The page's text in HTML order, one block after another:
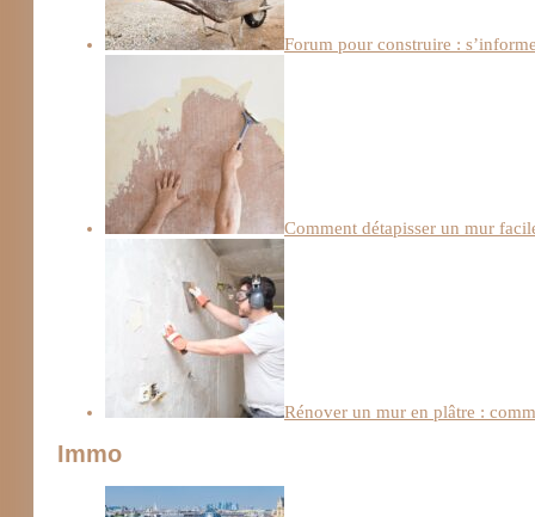
Forum pour construire :
Comment détapisser un mur
Rénover un mur en plâtre :
Immo